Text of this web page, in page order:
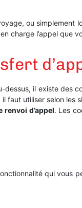
ou simplement
charge l’appel que
il existe des
faut utiliser selon les
d’appel. Les
qui vous